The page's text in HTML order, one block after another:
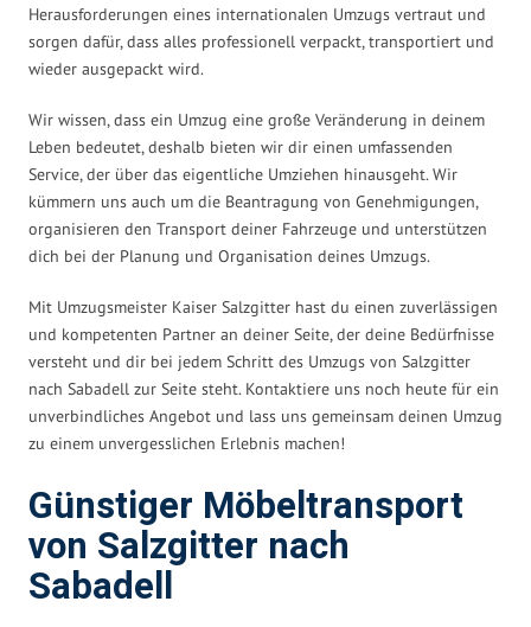
Herausforderungen eines internationalen Umzugs vertraut und
sorgen dafür, dass alles professionell verpackt, transportiert und
wieder ausgepackt wird.
Wir wissen, dass ein Umzug eine große Veränderung in deinem
Leben bedeutet, deshalb bieten wir dir einen umfassenden
Service, der über das eigentliche Umziehen hinausgeht. Wir
kümmern uns auch um die Beantragung von Genehmigungen,
organisieren den Transport deiner Fahrzeuge und unterstützen
dich bei der Planung und Organisation deines Umzugs.
Mit Umzugsmeister Kaiser Salzgitter hast du einen zuverlässigen
und kompetenten Partner an deiner Seite, der deine Bedürfnisse
versteht und dir bei jedem Schritt des Umzugs von Salzgitter
nach Sabadell zur Seite steht. Kontaktiere uns noch heute für ein
unverbindliches Angebot und lass uns gemeinsam deinen Umzug
zu einem unvergesslichen Erlebnis machen!
Günstiger Möbeltransport
von Salzgitter nach
Sabadell